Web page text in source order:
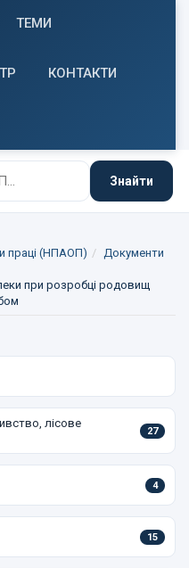
ТЕМИ
КОНТАКТИ
Знайти
праці (НПАОП)
Документи
при розробці родовищ
лісове
27
4
15